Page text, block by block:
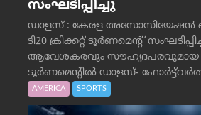
സംഘടിപ്പിച്ചു
ഡാളസ് : കേരള
ടി20 ക്രിക്കറ്റ് ടൂർണമെന്റ്
ആവേശകരവും
ടൂർണമെന്റിൽ ഡാളസ്-
AMERICA SPORTS